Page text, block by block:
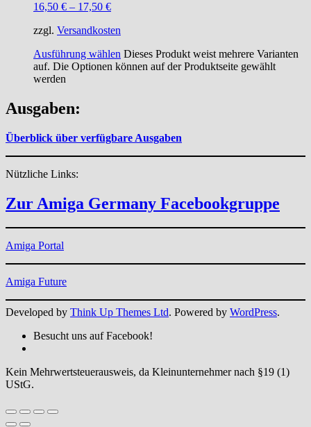
16,50 € – 17,50 €
zzgl. Versandkosten
Ausführung wählen Dieses Produkt weist mehrere Varianten
auf. Die Optionen können auf der Produktseite gewählt
werden
Ausgaben:
Überblick über verfügbare Ausgaben
Nützliche Links:
Zur Amiga Germany Facebookgruppe
Amiga Portal
Amiga Future
Developed by Think Up Themes Ltd. Powered by WordPress.
Besucht uns auf Facebook!
Kein Mehrwertsteuerausweis, da Kleinunternehmer nach §19 (1)
UStG.